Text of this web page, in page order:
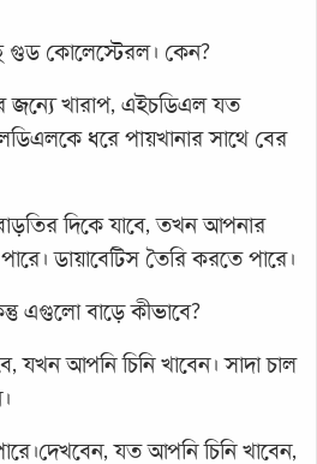
গুড কোলেস্টেরল। কেন?
জন্যে খারাপ, এইচডিএল যত
ধরে পায়খানার সাথে বের
দিকে যাবে, তখন আপনার
ডায়াবেটিস তৈরি করতে পারে।
এগুলো বাড়ে কীভাবে?
যখন আপনি চিনি খাবেন। সাদা চাল
যত আপনি চিনি খাবেন,